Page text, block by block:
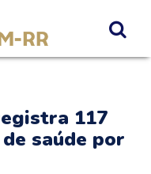
117
saúde por